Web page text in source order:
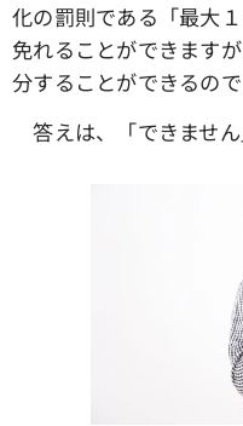
化の罰則である「最大
免れることができます
分することができるの
答えは、「できません